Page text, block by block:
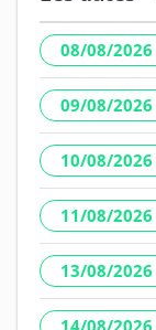
08/08/2026
09/08/2026
10/08/2026
11/08/2026
13/08/2026
14/08/2026